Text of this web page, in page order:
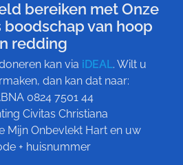
bereiken met Onze
boodschap van hoop
redding
kan via iDEAL. Wilt u
dan kan dat naar:
0824 7501 44
Civitas Christiana
Mijn Onbevlekt Hart en uw
+ huisnummer